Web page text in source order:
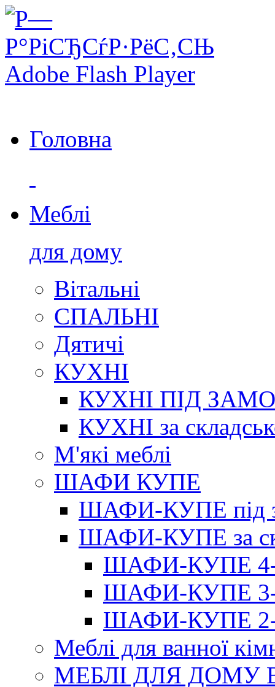
Головна
Меблі
для дому
Вітальні
СПАЛЬНІ
Дятичі
КУХНІ
КУХНІ ПІД
КУХНІ за
М'які меблі
ШАФИ КУПЕ
ШАФИ-КУПЕ під
ШАФИ-КУПЕ за
ШАФИ-КУПЕ 4-х
ШАФИ-КУПЕ 3-х
ШАФИ-КУПЕ 2-х
Меблі для ванної
МЕБЛІ ДЛЯ ДОМУ